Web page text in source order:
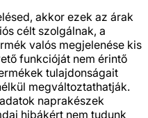
akkor ezek az árak
célt szolgálnak, a
valós megjelenése kis
funkcióját nem érintő
tulajdonságait
megváltoztathatják.
naprakészek
hibákért nem tudunk